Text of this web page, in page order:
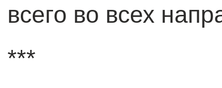
всего во всех
***